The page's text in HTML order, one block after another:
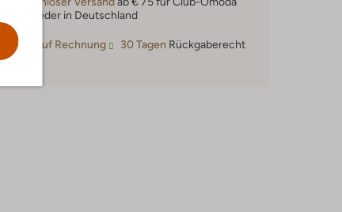
Mitglieder in Deutschland
Kauf auf Rechnung 30 Tagen Rückgaberecht